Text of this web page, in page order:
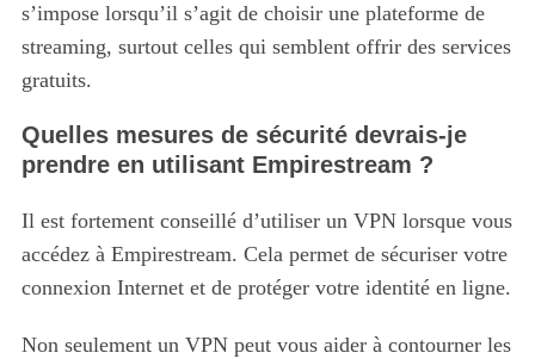
s’impose lorsqu’il s’agit de choisir une plateforme de
streaming, surtout celles qui semblent offrir des services
gratuits.
Quelles mesures de sécurité devrais-je
prendre en utilisant Empirestream ?
Il est fortement conseillé d’utiliser un VPN lorsque vous
accédez à Empirestream. Cela permet de sécuriser votre
connexion Internet et de protéger votre identité en ligne.
Non seulement un VPN peut vous aider à contourner les
S
e